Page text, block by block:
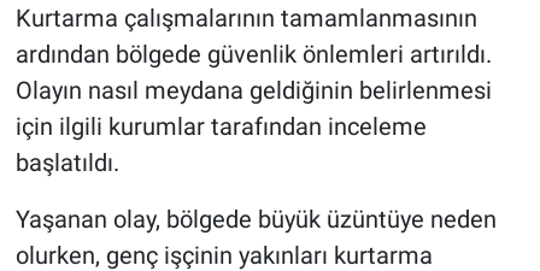
Kurtarma çalışmalarının tamamlanmasının
ardından bölgede güvenlik önlemleri artırıldı.
Olayın nasıl meydana geldiğinin belirlenmesi
için ilgili kurumlar tarafından inceleme
başlatıldı.
Yaşanan olay, bölgede büyük üzüntüye neden
olurken, genç işçinin yakınları kurtarma